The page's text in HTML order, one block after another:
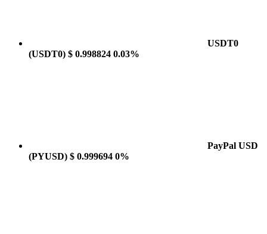
USDT0
(USDT0) $ 0.998824 0.03%
PayPal USD
(PYUSD) $ 0.999694 0%